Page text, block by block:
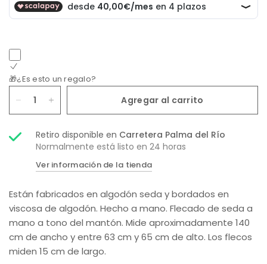
🎁¿Es esto un regalo?
Agregar al carrito
Retiro disponible en Carretera Palma del Río
Normalmente está listo en 24 horas
Ver información de la tienda
Están fabricados en algodón seda y bordados en
viscosa de algodón. Hecho a mano. Flecado de seda a
mano a tono del mantón. Mide aproximadamente 140
cm de ancho y entre 63 cm y 65 cm de alto. Los flecos
miden 15 cm de largo.